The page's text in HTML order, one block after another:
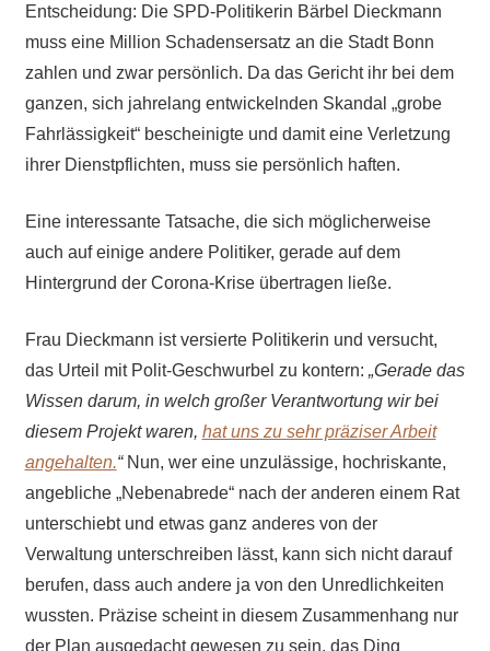
Entscheidung: Die SPD-Politikerin Bärbel Dieckmann
muss eine Million Schadensersatz an die Stadt Bonn
zahlen und zwar persönlich. Da das Gericht ihr bei dem
ganzen, sich jahrelang entwickelnden Skandal „grobe
Fahrlässigkeit“ bescheinigte und damit eine Verletzung
ihrer Dienstpflichten, muss sie persönlich haften.
Eine interessante Tatsache, die sich möglicherweise
auch auf einige andere Politiker, gerade auf dem
Hintergrund der Corona-Krise übertragen ließe.
Frau Dieckmann ist versierte Politikerin und versucht,
das Urteil mit Polit-Geschwurbel zu kontern: „Gerade das
Wissen darum, in welch großer Verantwortung wir bei
diesem Projekt waren, hat uns zu sehr präziser Arbeit
angehalten.“ Nun, wer eine unzulässige, hochriskante,
angebliche „Nebenabrede“ nach der anderen einem Rat
unterschiebt und etwas ganz anderes von der
Verwaltung unterschreiben lässt, kann sich nicht darauf
berufen, dass auch andere ja von den Unredlichkeiten
wussten. Präzise scheint in diesem Zusammenhang nur
der Plan ausgedacht gewesen zu sein, das Ding